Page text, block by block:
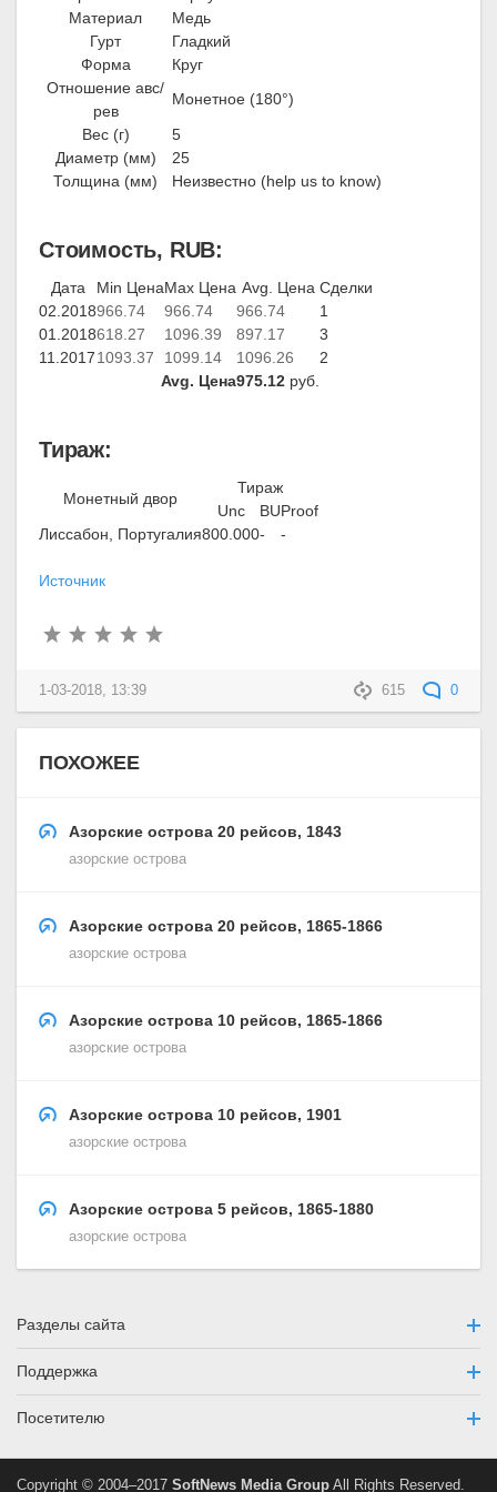
Материал
Медь
Гурт
Гладкий
Форма
Круг
Отношение авс/
рев
Монетное (180°)
Вес (г)
5
Диаметр (мм)
25
Толщина (мм)
Неизвестно (help us to know)
Стоимость, RUB:
Дата Min ЦенаMax Цена Avg. Цена Сделки
02.2018966.74 966.74 966.74
1
01.2018618.27 1096.39 897.17
3
11.20171093.37 1099.14 1096.26
2
Avg. Цена975.12 руб.
Тираж:
Монетный двор
Тираж
Unc
BUProof
Лиссабон, Португалия800.000- -
Источник
615 0
1-03-2018, 13:39
ПОХОЖЕЕ
Азорские острова 20 рейсов, 1843
азорские острова
Азорские острова 20 рейсов, 1865-1866
азорские острова
Азорские острова 10 рейсов, 1865-1866
азорские острова
Азорские острова 10 рейсов, 1901
азорские острова
Азорские острова 5 рейсов, 1865-1880
азорские острова
Разделы сайта
Поддержка
Посетителю
Copyright © 2004–2017 SoftNews Media Group All Rights Reserved.